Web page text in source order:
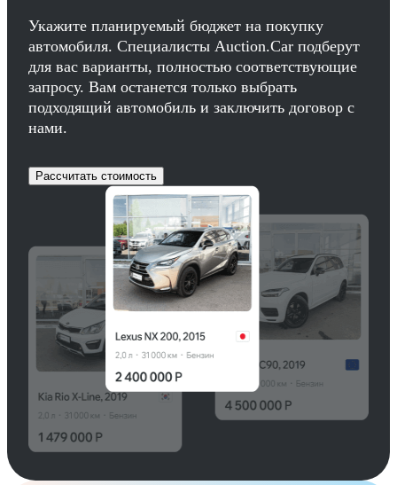
Укажите планируемый бюджет на покупку
автомобиля. Специалисты Auction.Car подберут
для вас варианты, полностью соответствующие
запросу. Вам останется только выбрать
подходящий автомобиль и заключить договор с
нами.
Рассчитать стоимость